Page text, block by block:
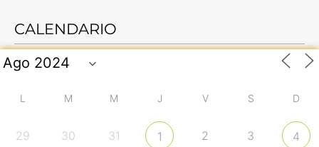
CALENDARIO
L M M J V S D
29 30 31 1 2 3 4